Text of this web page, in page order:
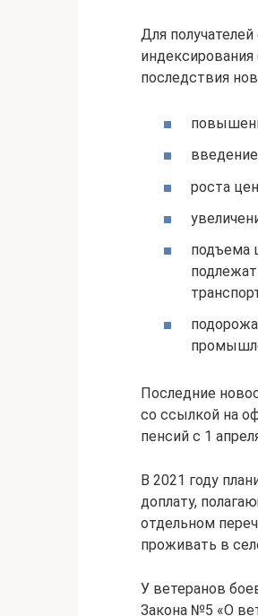
Для
последствия
роста
подъема
Последние
со ссылкой на
пенсий с 1
В 2021 году
доплату,
отдельном
проживать в
У ветеранов
Закона №5 «О